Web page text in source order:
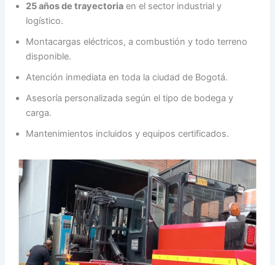
25 años de trayectoria en el sector industrial y
logístico.
Montacargas eléctricos, a combustión y todo terreno
disponible.
Atención inmediata en toda la ciudad de Bogotá.
Asesoría personalizada según el tipo de bodega y
carga.
Mantenimientos incluidos y equipos certificados.